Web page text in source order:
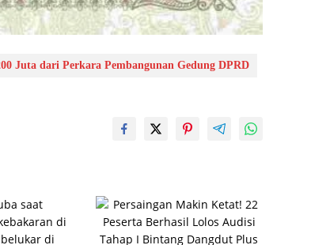
Juta dari Perkara Pembangunan Gedung DPRD